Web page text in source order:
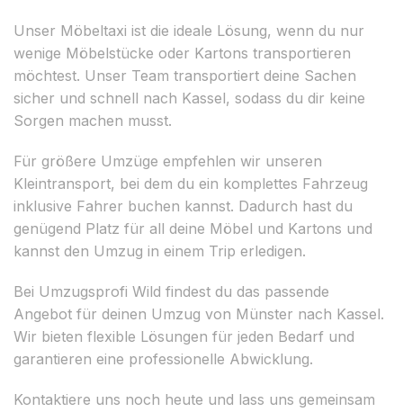
Unser Möbeltaxi ist die ideale Lösung, wenn du nur
wenige Möbelstücke oder Kartons transportieren
möchtest. Unser Team transportiert deine Sachen
sicher und schnell nach Kassel, sodass du dir keine
Sorgen machen musst.
Für größere Umzüge empfehlen wir unseren
Kleintransport, bei dem du ein komplettes Fahrzeug
inklusive Fahrer buchen kannst. Dadurch hast du
genügend Platz für all deine Möbel und Kartons und
kannst den Umzug in einem Trip erledigen.
Bei Umzugsprofi Wild findest du das passende
Angebot für deinen Umzug von Münster nach Kassel.
Wir bieten flexible Lösungen für jeden Bedarf und
garantieren eine professionelle Abwicklung.
Kontaktiere uns noch heute und lass uns gemeinsam